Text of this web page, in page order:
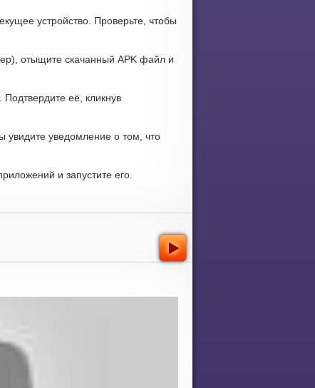
устройство. Проверьте, чтобы
отыщите скачанный APK файл и
её, кликнув
увидите уведомление о том, что
и запустите его.